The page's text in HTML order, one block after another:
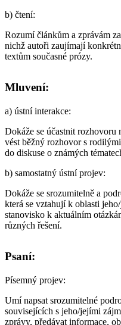
b) čtení:
Rozumí článkům a zprávám
nichž autoři zaujímají
textům současné prózy.
Mluvení:
a) ústní interakce:
Dokáže se účastnit rozhovoru
vést běžný rozhovor s
do diskuse o známých
b) samostatný ústní projev:
Dokáže se srozumitelně a
která se vztahují k oblasti
stanovisko k aktuálním
různých řešení.
Psaní:
Písemný projev:
Umí napsat srozumitelné
souvisejících s jeho/jejími
zprávy, předávat informace,